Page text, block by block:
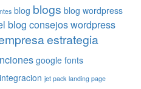
blog blogs blog wordpress
blog consejos wordpress
estrategia
google fonts
integracion jet pack landing page